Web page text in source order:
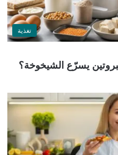
تغذية
يسرّع الشيخوخة؟